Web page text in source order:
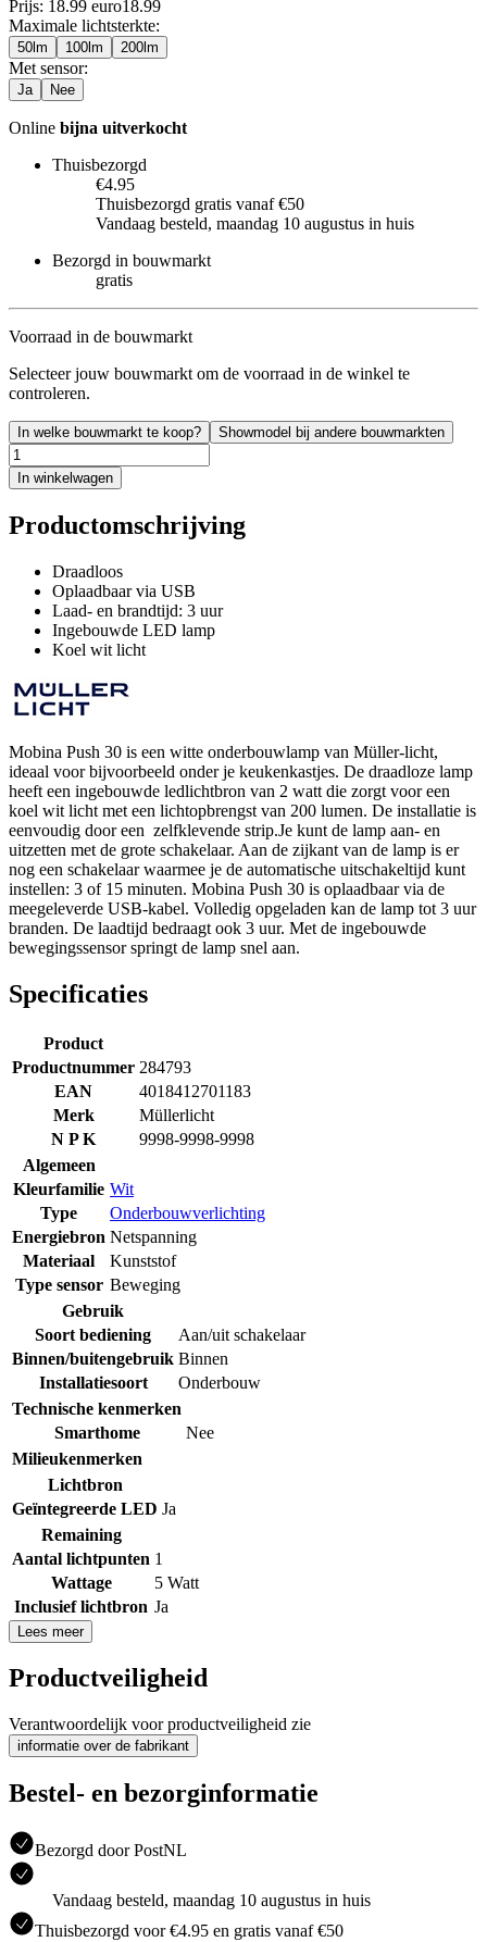
Prijs: 18.99 euro18.99
Maximale lichtsterkte:
50lm 100lm 200lm
Met sensor:
Ja Nee
Online bijna uitverkocht
Thuisbezorgd
€4.95
Thuisbezorgd gratis vanaf €50
Vandaag besteld, maandag 10 augustus in huis
Bezorgd in bouwmarkt
gratis
Voorraad in de bouwmarkt
Selecteer jouw bouwmarkt om de voorraad in de winkel te
controleren.
In welke bouwmarkt te koop? Showmodel bij andere bouwmarkten
In winkelwagen
Productomschrijving
Draadloos
Oplaadbaar via USB
Laad- en brandtijd: 3 uur
Ingebouwde LED lamp
Koel wit licht
Mobina Push 30 is een witte onderbouwlamp van Müller-licht,
ideaal voor bijvoorbeeld onder je keukenkastjes. De draadloze lamp
heeft een ingebouwde ledlichtbron van 2 watt die zorgt voor een
koel wit licht met een lichtopbrengst van 200 lumen. De installatie is
eenvoudig door een zelfklevende strip.Je kunt de lamp aan- en
uitzetten met de grote schakelaar. Aan de zijkant van de lamp is er
nog een schakelaar waarmee je de automatische uitschakeltijd kunt
instellen: 3 of 15 minuten. Mobina Push 30 is oplaadbaar via de
meegeleverde USB-kabel. Volledig opgeladen kan de lamp tot 3 uur
branden. De laadtijd bedraagt ook 3 uur. Met de ingebouwde
bewegingssensor springt de lamp snel aan.
Specificaties
Product
Productnummer 284793
EAN
4018412701183
Merk
Müllerlicht
N P K
9998-9998-9998
Algemeen
Kleurfamilie Wit
Type
Onderbouwverlichting
Energiebron Netspanning
Materiaal
Kunststof
Type sensor Beweging
Gebruik
Soort bediening
Aan/uit schakelaar
Binnen/buitengebruik Binnen
Installatiesoort
Onderbouw
Technische kenmerken
Smarthome
Nee
Milieukenmerken
Lichtbron
Geïntegreerde LED Ja
Remaining
Aantal lichtpunten 1
Wattage
5 Watt
Inclusief lichtbron Ja
Lees meer
Productveiligheid
Verantwoordelijk voor productveiligheid zie
informatie over de fabrikant
Bestel- en bezorginformatie
Bezorgd door PostNL
Vandaag besteld, maandag 10 augustus in huis
Thuisbezorgd voor €4.95 en gratis vanaf €50